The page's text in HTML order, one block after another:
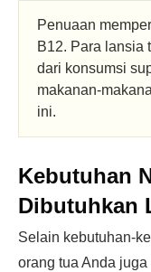
Penuaan
B12. Para lansia
dari konsumsi
makanan-
ini.
Kebutuhan
Dibutuhkan
Selain kebutuhan-
orang tua Anda